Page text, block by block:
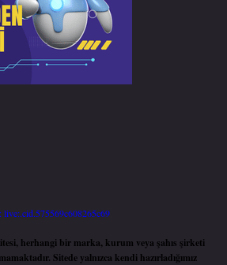
live:.cid.575569c608265c69
herhangi bir marka, kurum veya şahıs şirketi
Sitede yalnızca kendi hazırladığımız